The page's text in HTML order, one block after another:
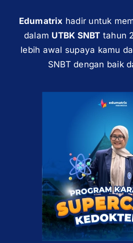
Edumatrix hadir untuk
dalam UTBK SNBT tahun
lebih awal supaya kamu
SNBT dengan baik